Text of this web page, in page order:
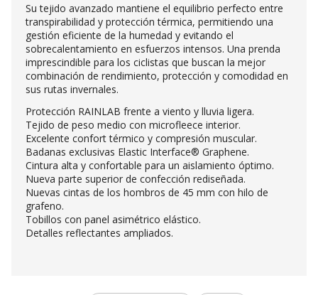
Su tejido avanzado mantiene el equilibrio perfecto entre
transpirabilidad y protección térmica, permitiendo una
gestión eficiente de la humedad y evitando el
sobrecalentamiento en esfuerzos intensos. Una prenda
imprescindible para los ciclistas que buscan la mejor
combinación de rendimiento, protección y comodidad en
sus rutas invernales.
Protección RAINLAB frente a viento y lluvia ligera.
Tejido de peso medio con microfleece interior.
Excelente confort térmico y compresión muscular.
Badanas exclusivas Elastic Interface® Graphene.
Cintura alta y confortable para un aislamiento óptimo.
Nueva parte superior de confección rediseñada.
Nuevas cintas de los hombros de 45 mm con hilo de
grafeno.
Tobillos con panel asimétrico elástico.
Detalles reflectantes ampliados.